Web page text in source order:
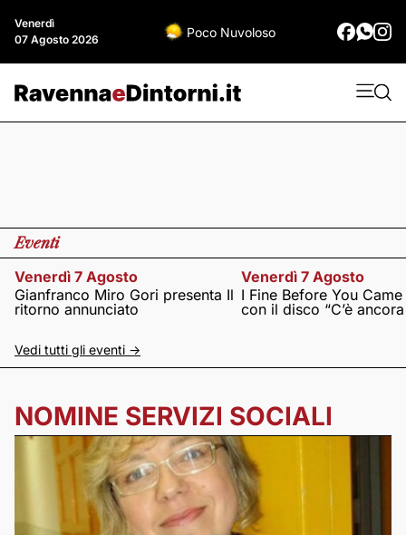
Venerdì
07 Agosto 2026
Poco Nuvoloso
Eventi
Venerdì 7 Agosto
Gianfranco Miro Gori presenta Il
ritorno annunciato
Venerdì 7 Agosto
I Fine Before You
con il disco “C’è
Vedi tutti gli eventi ->
NOMINE SERVIZI SOCIALI